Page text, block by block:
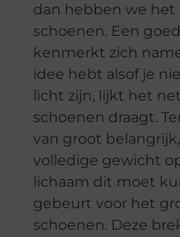
dan hebben we het
schoenen. Een
kenmerkt zich
idee hebt alsof je
licht zijn, lijkt het
schoenen draagt.
van groot
volledige gewicht
lichaam dit moet
gebeurt voor het
schoenen. Deze